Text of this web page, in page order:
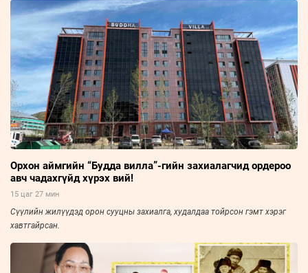
Орхон аймгийн “Будда вилла”-гийн захиалагчид ордероо
авч чадахгүйд хүрэх вий!
15 цаг 27 мин
Сүүлийн жилүүдэд орон сууцны захиалга, худалдаа тойрсон гэмт хэрэг
хавтгайрсан.